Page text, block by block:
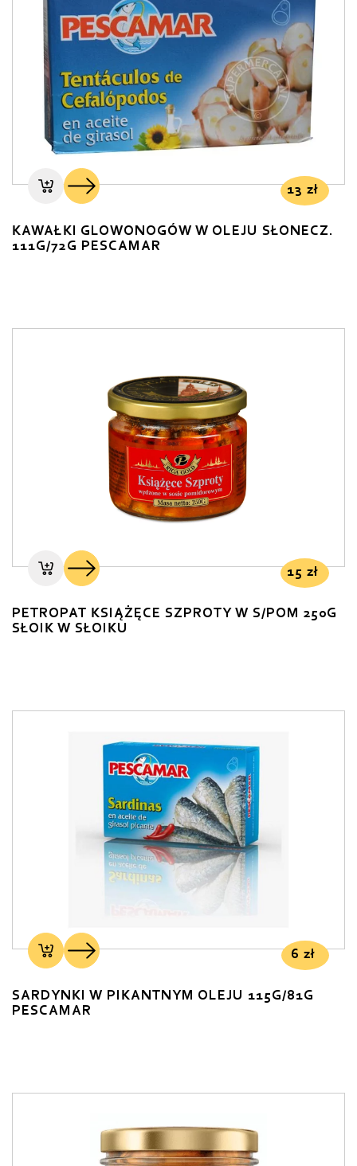
13 zł
KAWAŁKI GLOWONOGÓW W OLEJU SŁONECZ.
111G/72G PESCAMAR
15 zł
PETROPAT KSIĄŻĘCE SZPROTY W S/POM 250G
SŁOIK W SŁOIKU
6 zł
SARDYNKI W PIKANTNYM OLEJU 115G/81G
PESCAMAR